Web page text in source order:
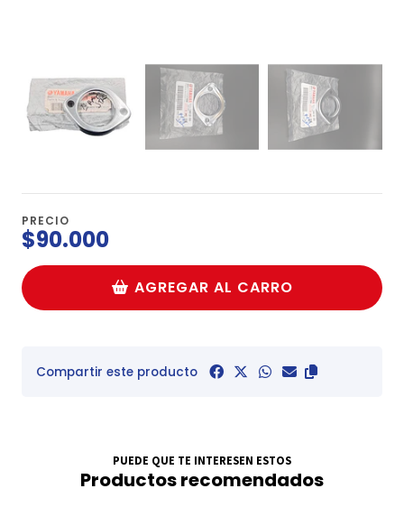
PRECIO
$90.000
AGREGAR AL CARRO
Compartir este producto
PUEDE QUE TE INTERESEN ESTOS
Productos recomendados